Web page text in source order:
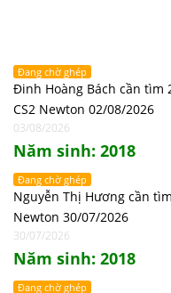
Đang chờ ghép
Đinh Hoàng Bách cần tìm
CS2 Newton 02/08/2026
03/08/2026
Năm sinh: 2018
Đang chờ ghép
Nguyễn Thị Hương cần
Newton 30/07/2026
30/07/2026
Năm sinh: 2018
Đang chờ ghép